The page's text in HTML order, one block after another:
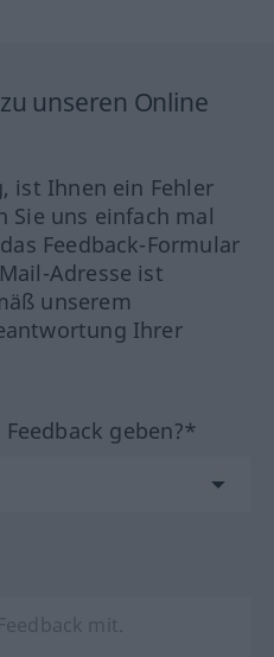
unseren Online
ist Ihnen ein Fehler
Sie uns einfach mal
Feedback-Formular
Adresse ist
unserem
Ihrer
geben?*